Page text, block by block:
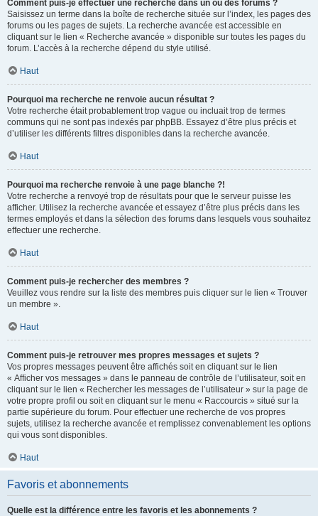
Comment puis-je effectuer une recherche dans un ou des forums ?
Saisissez un terme dans la boîte de recherche située sur l’index, les pages des
forums ou les pages de sujets. La recherche avancée est accessible en
cliquant sur le lien « Recherche avancée » disponible sur toutes les pages du
forum. L’accès à la recherche dépend du style utilisé.
Haut
Pourquoi ma recherche ne renvoie aucun résultat ?
Votre recherche était probablement trop vague ou incluait trop de termes
communs qui ne sont pas indexés par phpBB. Essayez d’être plus précis et
d’utiliser les différents filtres disponibles dans la recherche avancée.
Haut
Pourquoi ma recherche renvoie à une page blanche ?!
Votre recherche a renvoyé trop de résultats pour que le serveur puisse les
afficher. Utilisez la recherche avancée et essayez d’être plus précis dans les
termes employés et dans la sélection des forums dans lesquels vous souhaitez
effectuer une recherche.
Haut
Comment puis-je rechercher des membres ?
Veuillez vous rendre sur la liste des membres puis cliquer sur le lien « Trouver
un membre ».
Haut
Comment puis-je retrouver mes propres messages et sujets ?
Vos propres messages peuvent être affichés soit en cliquant sur le lien
« Afficher vos messages » dans le panneau de contrôle de l’utilisateur, soit en
cliquant sur le lien « Rechercher les messages de l’utilisateur » sur la page de
votre propre profil ou soit en cliquant sur le menu « Raccourcis » situé sur la
partie supérieure du forum. Pour effectuer une recherche de vos propres
sujets, utilisez la recherche avancée et remplissez convenablement les options
qui vous sont disponibles.
Haut
Favoris et abonnements
Quelle est la différence entre les favoris et les abonnements ?